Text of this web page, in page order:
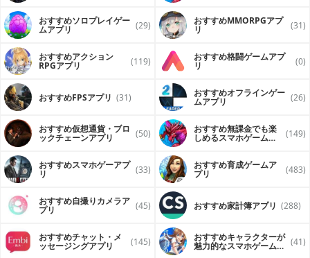
おすすめソロプレイゲー
ムアプリ (29) おすすめ MMORPGアプ
リ (31)
おすすめアクション
RPGアプリ (119) おすすめ格闘ゲームアプ
リ (0)
おすすめFPSアプリ (31) おすすめオフラインゲー
ムアプリ (26)
おすすめ仮想通貨・ブロ
ックチェーンアプリ (50) おすすめ無課金でも楽
しめるスマホゲームア (149)
おすすめスマホゲーアプ
リ (33) おすすめ育成ゲームア
プリ (483)
おすすめ自撮りカメラア
プリ (45) おすすめ家計簿アプリ (288)
おすすめチャット・メ
ッセージングアプリ (145) おすすめキャラクターが
魅力的なスマホゲームア (41)